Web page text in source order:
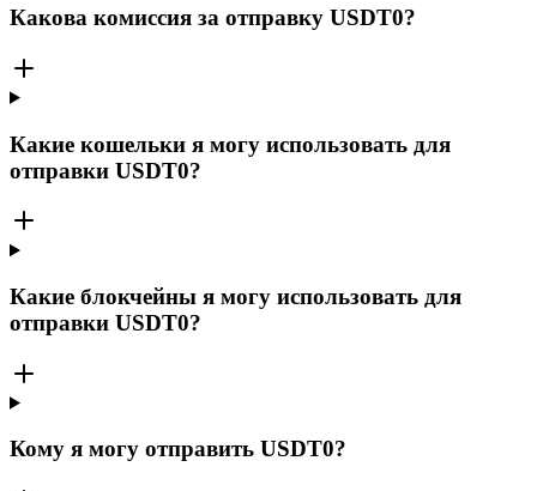
Какова комиссия за отправку USDT0?
Какие кошельки я могу использовать для
отправки USDT0?
Какие блокчейны я могу использовать для
отправки USDT0?
Кому я могу отправить USDT0?